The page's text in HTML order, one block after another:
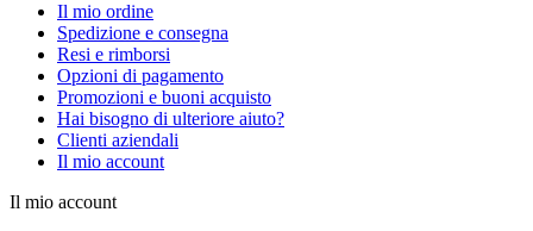
Il mio ordine
Spedizione e consegna
Resi e rimborsi
Opzioni di pagamento
Promozioni e buoni acquisto
Hai bisogno di ulteriore aiuto?
Clienti aziendali
Il mio account
Il mio account